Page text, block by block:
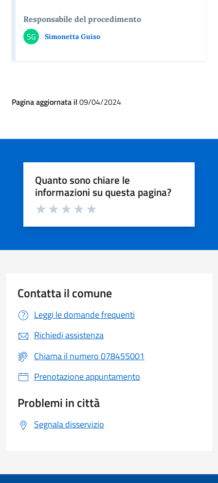
Responsabile del procedimento
SG Simonetta Guiso
Pagina aggiornata il 09/04/2024
Quanto sono chiare le
informazioni su questa pagina?
Valuta da 1 a 5 stelle la pagina
Contatta il comune
Leggi le domande frequenti
Richiedi assistenza
Chiama il numero 078455001
Prenotazione appuntamento
Problemi in città
Segnala disservizio